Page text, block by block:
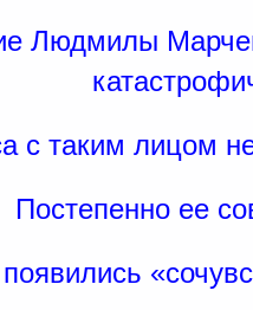
Людмилы
с таким лицом
Постепенно ее